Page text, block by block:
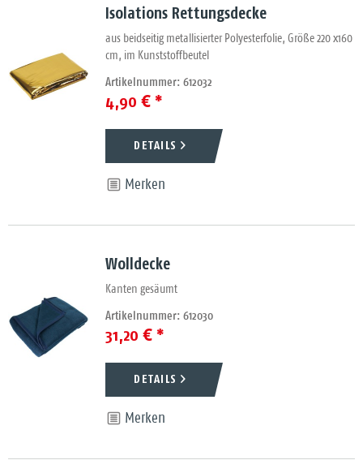
Isolations Rettungsdecke
aus beidseitig metallisierter Polyesterfolie, Größe 220 x160
cm, im Kunststoffbeutel
Artikelnummer: 612032
4,90 € *
DETAILS
Merken
Wolldecke
Kanten gesäumt
Artikelnummer: 612030
31,20 € *
DETAILS
Merken